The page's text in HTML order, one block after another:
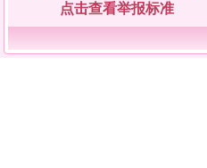
点击查看举报标准